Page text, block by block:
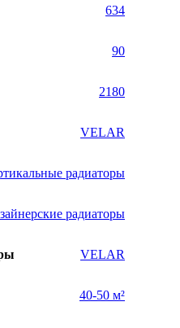
634
90
2180
VELAR
радиаторы
радиаторы
VELAR
40-50 м²